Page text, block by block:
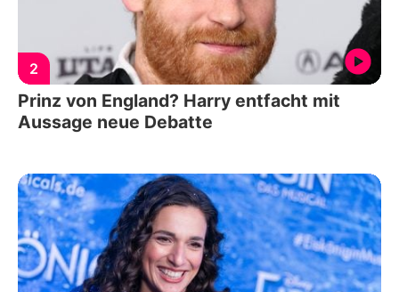
2
Prinz von England? Harry entfacht mit
Aussage neue Debatte